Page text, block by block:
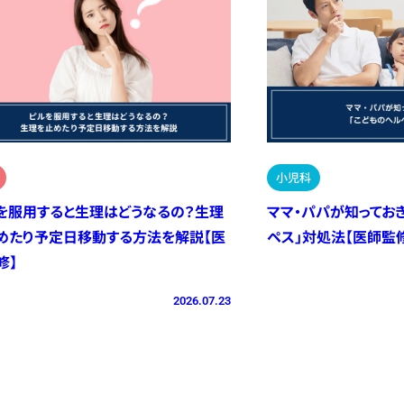
服用すると生理はどうなるの？生理
たり予定日移動する方法を解説【医
2026.07.23
小児科
ママ・パパが知ってお
ペス」対処法【医師監